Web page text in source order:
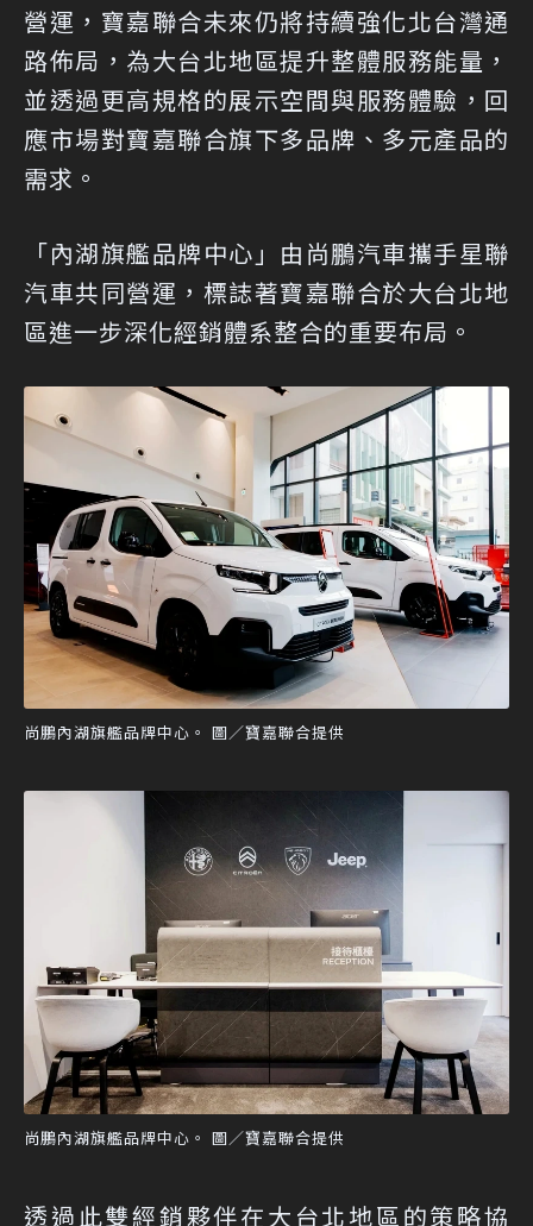
營運，寶嘉聯合未來仍將持續強化北台灣通
路佈局，為大台北地區提升整體服務能量，
並透過更高規格的展示空間與服務體驗，回
應市場對寶嘉聯合旗下多品牌、多元產品的
需求。
「內湖旗艦品牌中心」由尚鵬汽車攜手星聯
汽車共同營運，標誌著寶嘉聯合於大台北地
區進一步深化經銷體系整合的重要布局。
尚鵬內湖旗艦品牌中心。 圖／寶嘉聯合提供
尚鵬內湖旗艦品牌中心。 圖／寶嘉聯合提供
透過此雙經銷夥伴在大台北地區的策略協